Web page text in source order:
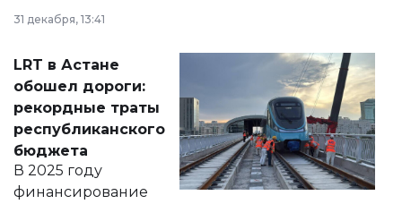
города на 2026–
2028 годы.
документ
появился в базе
нормативных
правовых актов и
на сайте маслихат
города.
31 декабря, 13:41
LRT в Астане
обошел дороги:
рекордные траты
республиканского
бюджета
В 2025 году
финансирование